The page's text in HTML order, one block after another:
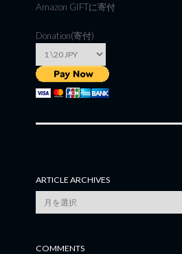
Amazon GIFTに寄付
Donation(寄付)
ARTICLE ARCHIVES
Article
Archives
COMMENTS